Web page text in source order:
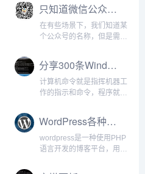
只知道微信公众号名称，获取公众号二维码的方法
在有些场景下，我们知道某
个公众号的名称，但是需要
时，应该怎么办？首先，通
过搜狗搜索中的微信公众号
搜索功能，输入公众号名称
“美兔省钱助手”，搜索得到
分享300条Windows和Linux系统常用命令
计算机命令就是指挥机器工
作的指示和命令，程序就是
令，执行程序的过程就是计
算机的工作过程。控制器靠
指令指挥机器工作，人们用
指令表达自己的意图，并交
WordPress各种页面模板标签调用集合
wordpress是一种使用PHP
语言开发的博客平台，用户
数据库的服务器上架设自己